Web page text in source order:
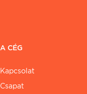
A CÉG
Kapcsolat
Csapat